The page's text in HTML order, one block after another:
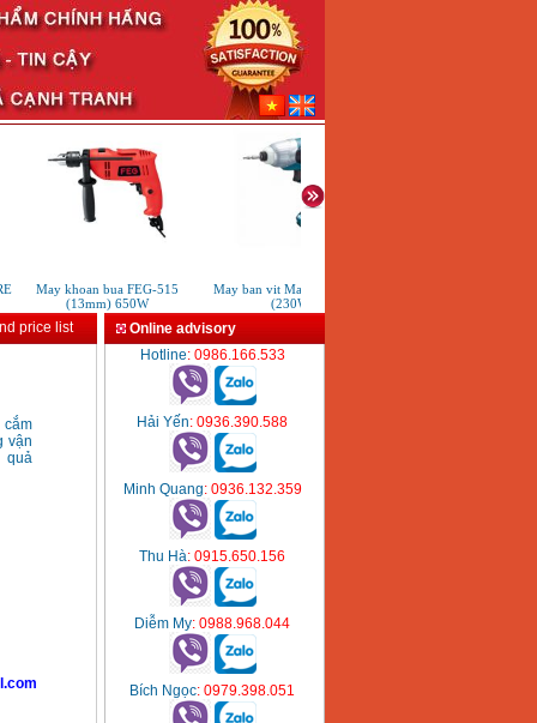
May khoan bua FEG-515
(13mm) 650W
May ban vit Makita TD0101
(230W)
price list
cắm
vận
quả
Online advisory
Hotline: 0986.166.533
Hải Yến: 0936.390.588
Minh Quang: 0936.132.359
Thu Hà: 0915.650.156
Diễm My: 0988.968.044
Bích Ngọc: 0979.398.051